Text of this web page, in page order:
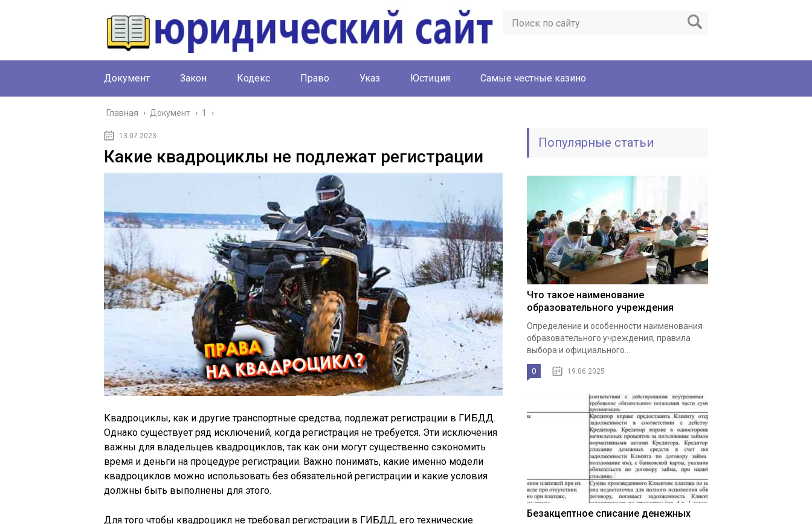
Документ Закон Кодекс Право Указ Юстиция Cамые честные казино
Главная › Документ › 1 ›
13.07.2023
Какие квадроциклы не подлежат регистрации
Квадроциклы, как и другие транспортные средства, подлежат регистрации в ГИБДД.
Однако существует ряд исключений, когда регистрация не требуется. Эти исключения
важны для владельцев квадроциклов, так как они могут существенно сэкономить
время и деньги на процедуре регистрации. Важно понимать, какие именно модели
квадроциклов можно использовать без обязательной регистрации и какие условия
должны быть выполнены для этого.
Для того чтобы квадроцикл не требовал регистрации в ГИБДД, его технические
Популярные статьи
Что такое наименование
образовательного учреждения
Определение и особенности наименования
образовательного учреждения, правила
выбора и официального...
0 19.06.2025
Безакцептное списание денежных